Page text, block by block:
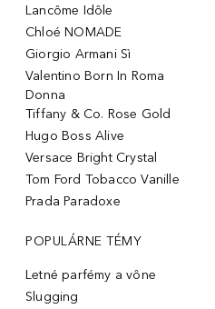
Lancôme Idôle
Chloé NOMADE
Giorgio Armani Sì
Valentino Born In Roma
Donna
Tiffany & Co. Rose Gold
Hugo Boss Alive
Versace Bright Crystal
Tom Ford Tobacco Vanille
Prada Paradoxe
POPULÁRNE TÉMY
Letné parfémy a vône
Slugging